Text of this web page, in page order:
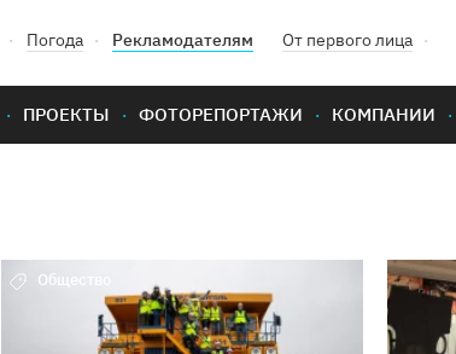
Погода Рекламодателям От первого лица
ПРОЕКТЫ ФОТОРЕПОРТАЖИ КОМПАНИИ
Общество